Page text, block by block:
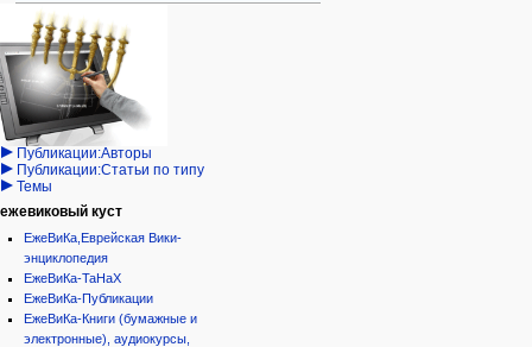
Навигация
персональные инструменты
войти
запрос
учётной
записи
категории
Израиль:Страна и
государство
Иудаизм
Народ
Проекты
Проекты/Участники/
дополнения
Публикации:Авторы
Публикации:Статьи по типу
Темы
ежевиковый куст
ЕжеВиКа,Еврейская Вики-
энциклопедия
ЕжеВиКа-ТаНаХ
ЕжеВиКа-Публикации
ЕжеВиКа-Книги (бумажные и
электронные), аудиокурсы,